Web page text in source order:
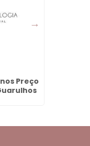
Preço